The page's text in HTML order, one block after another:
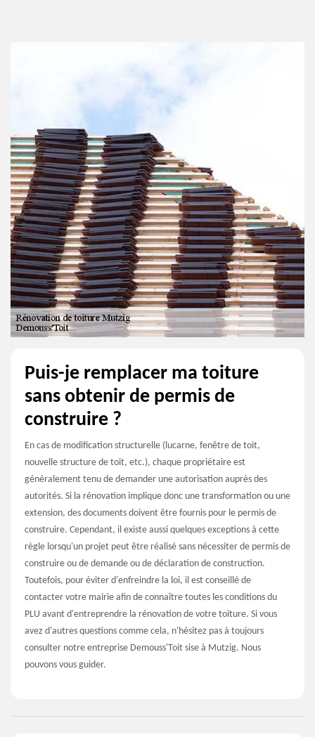
Puis-je remplacer ma toiture
sans obtenir de permis de
construire ?
En cas de modification structurelle (lucarne, fenêtre de toit,
nouvelle structure de toit, etc.), chaque propriétaire est
généralement tenu de demander une autorisation auprès des
autorités. Si la rénovation implique donc une transformation ou une
extension, des documents doivent être fournis pour le permis de
construire. Cependant, il existe aussi quelques exceptions à cette
règle lorsqu'un projet peut être réalisé sans nécessiter de permis de
construire ou de demande ou de déclaration de construction.
Toutefois, pour éviter d'enfreindre la loi, il est conseillé de
contacter votre mairie afin de connaître toutes les conditions du
PLU avant d'entreprendre la rénovation de votre toiture. Si vous
avez d'autres questions comme cela, n'hésitez pas à toujours
consulter notre entreprise Demouss'Toit sise à Mutzig. Nous
pouvons vous guider.